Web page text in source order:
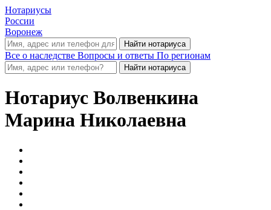
Нотариусы
России
Воронеж
Все о наследстве Вопросы и ответы По регионам
Нотариус Волвенкина
Марина Николаевна